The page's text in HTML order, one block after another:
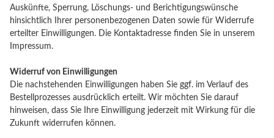
Auskünfte, Sperrung, Löschungs- und Berichtigungswünsche
hinsichtlich Ihrer personenbezogenen Daten sowie für Widerrufe
erteilter Einwilligungen. Die Kontaktadresse finden Sie in unserem
Impressum.
Widerruf von Einwilligungen
Die nachstehenden Einwilligungen haben Sie ggf. im Verlauf des
Bestellprozesses ausdrücklich erteilt. Wir möchten Sie darauf
hinweisen, dass Sie Ihre Einwilligung jederzeit mit Wirkung für die
Zukunft widerrufen können.